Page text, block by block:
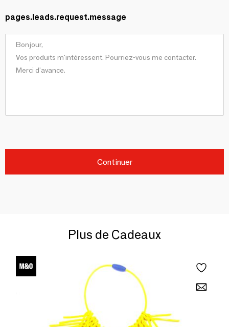
pages.leads.request.message
Continuer
Plus de Cadeaux